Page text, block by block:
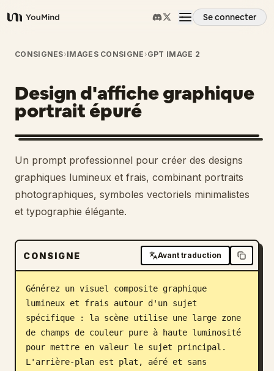
YouMind
Se connecter
Aperçu
Cas d'usage
Compétences
Invites
Tarifs
Télécharger
Blog
Mises à jour
CONSIGNES›IMAGES CONSIGNE ›GPT IMAGE 2
Design d'affiche graphique
portrait épuré
Un prompt professionnel pour créer des designs
graphiques lumineux et frais, combinant portraits
photographiques, symboles vectoriels minimalistes
et typographie élégante.
CONSIGNE Avant traduction
Générez un visuel composite graphique
lumineux et frais autour d'un sujet
spécifique : la scène utilise une large zone
de champs de couleur pure à haute luminosité
pour mettre en valeur le sujet principal.
L'arrière-plan est plat, aéré et sans